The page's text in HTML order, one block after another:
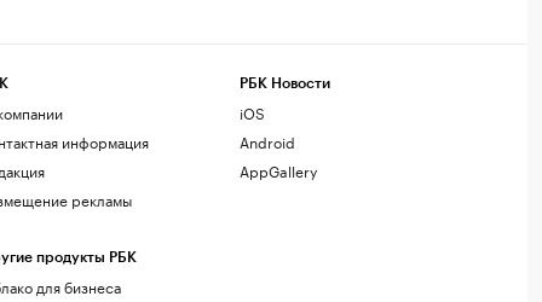
информация
рекламы
продукты РБК
для бизнеса
РБК Новости
iOS
Android
AppGallery